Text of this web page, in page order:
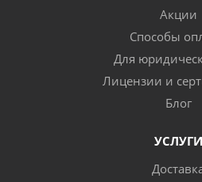
Акции
Способы
Для
Лицензии и
Блог
УСЛУГИ